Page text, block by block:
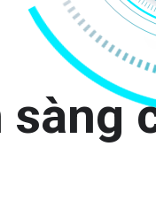
sàng